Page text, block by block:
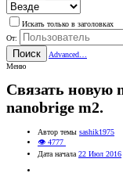
Искать только в заголовках
От:
Поиск
Advanced…
Меню
Связать новую
nanobrige m2.
Автор темы sashik1975
👁 4777
Дата начала 22 Июл 2016